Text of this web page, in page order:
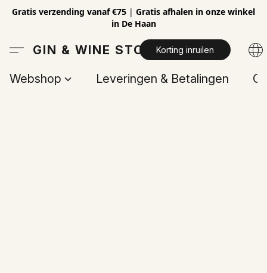
Gratis verzending vanaf €75 | Gratis afhalen in onze winkel
in De Haan
GIN & WINE STOREKorting inruilen
Webshop Leveringen & Betalingen